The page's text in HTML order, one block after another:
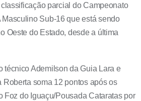
parcial do Campeonato
Sub-16 que está sendo
Oeste do Estado, desde a última
técnico Ademilson da Guia Lara e
Roberta soma 12 pontos após os
Foz do Iguaçu/Pousada Cataratas por